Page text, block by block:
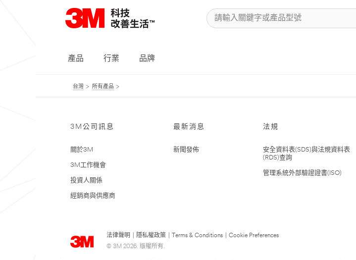
產品 行業 品牌
台灣 所有產品
3M公司訊息
關於3M
3M工作機會
投資人關係
經銷商與供應商
最新消息
新聞發佈
法規
安全資料表(SDS)與法規資料表
(RDS)查詢
管理系統外部驗證證書(ISO)
法律聲明 隱私權政策 Terms & Conditions
Cookie Preferences
© 3M 2026. 版權所有.